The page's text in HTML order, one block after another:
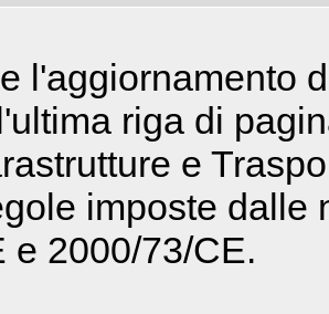
l'aggiornamento
riga di
e
imposte dalle
e 2000/73/CE.